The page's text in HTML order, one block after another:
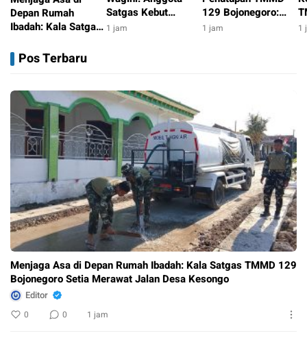
Depan Rumah
Ibadah: Kala Satgas
Bojonegoro Setia
Merawat Jalan Desa
Satgas Kebut
Pembersihan dan
1 jam
129 Bojonegoro:
Satgas Kebut
1 jam 1
Pos Terbaru
Menjaga Asa di Depan Rumah Ibadah: Kala Satgas TMMD 129
Bojonegoro Setia Merawat Jalan Desa Kesongo
Editor
0 0 1 jam